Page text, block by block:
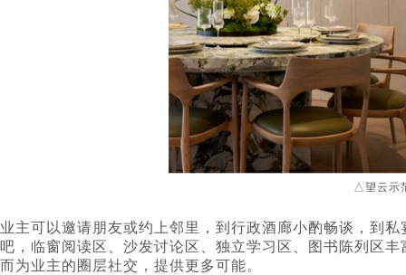
△望云示
业主可以邀请朋友或约上邻里，到行政酒廊小酌畅谈，到
吧，临窗阅读区、沙发讨论区、独立学习区、图书陈列区
而为业主的圈层社交，提供更多可能。